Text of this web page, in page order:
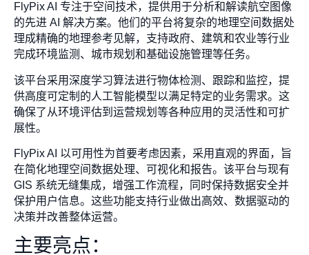
FlyPix AI 专注于空间技术，提供用于分析和解读航空图像
的先进 AI 解决方案。他们的平台将复杂的地理空间数据处
理成精确的地理参考见解，支持政府、建筑和农业等行业
完成环境监测、城市规划和基础设施管理等任务。
该平台采用深度学习算法进行物体检测、跟踪和监控，提
供高度可定制的人工智能模型以满足特定的业务需求。这
确保了从环境评估到运营规划等各种应用的灵活性和可扩
展性。
FlyPix AI 以可用性为首要考虑因素，采用直观的界面，旨
在简化地理空间数据处理、可视化和报告。该平台与现有
GIS 系统无缝集成，增强工作流程，同时保持数据安全并
保护用户信息。这些功能支持行业做出高效、数据驱动的
决策并改善整体运营。
主要亮点：